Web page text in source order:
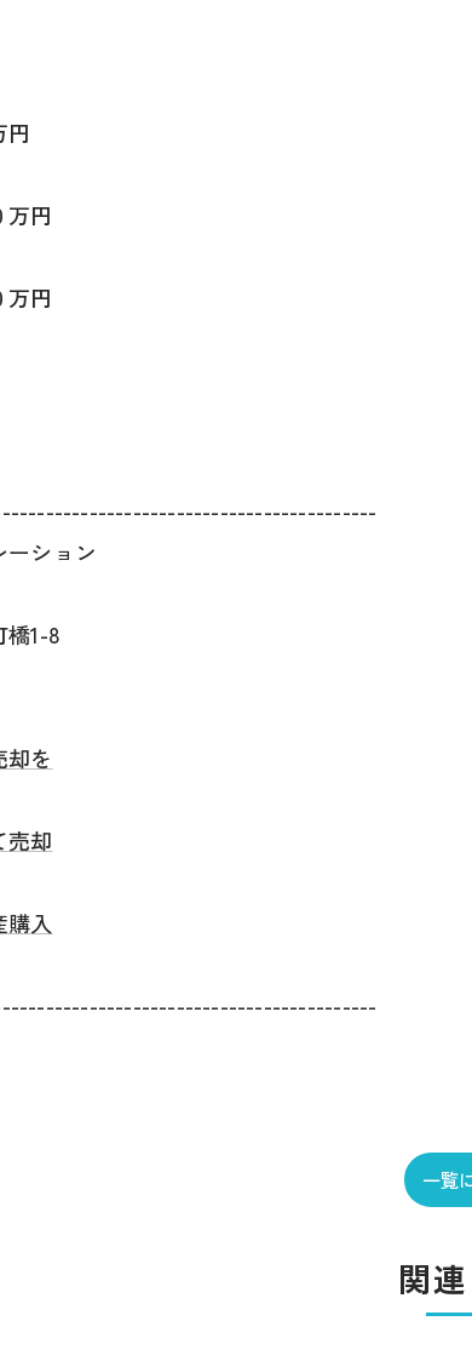
円
万円
万円
ション
1-8
却を
売却
購入
一覧
関